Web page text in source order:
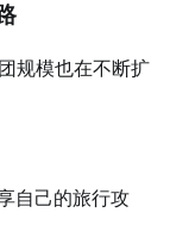
规模也在不断扩
自己的旅行攻